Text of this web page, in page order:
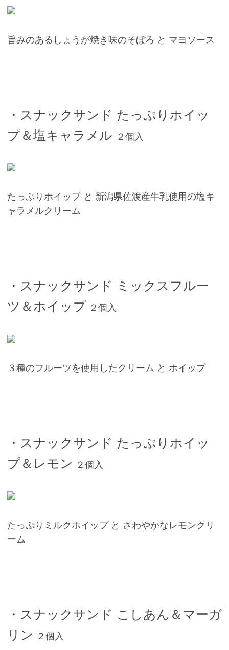
旨みのあるしょうが焼き味のそぼろ と マヨソース
・スナックサンド たっぷりホイッ
プ＆塩キャラメル ２個入
たっぷりホイップ と 新潟県佐渡産牛乳使用の塩キ
ャラメルクリーム
・スナックサンド ミックスフルー
ツ＆ホイップ ２個入
３種のフルーツを使用したクリーム と ホイップ
・スナックサンド たっぷりホイッ
プ＆レモン ２個入
たっぷりミルクホイップ と さわやかなレモンクリ
ーム
・スナックサンド こしあん＆マーガ
リン ２個入